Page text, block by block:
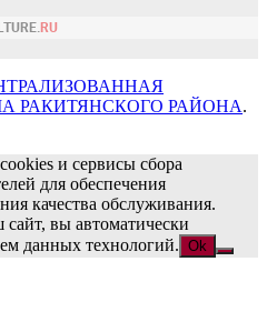
РАКИТЯНСКОГО РАЙОНА.
и сервисы сбора
для обеспечения
качества обслуживания.
вы автоматически
данных технологий. Ok